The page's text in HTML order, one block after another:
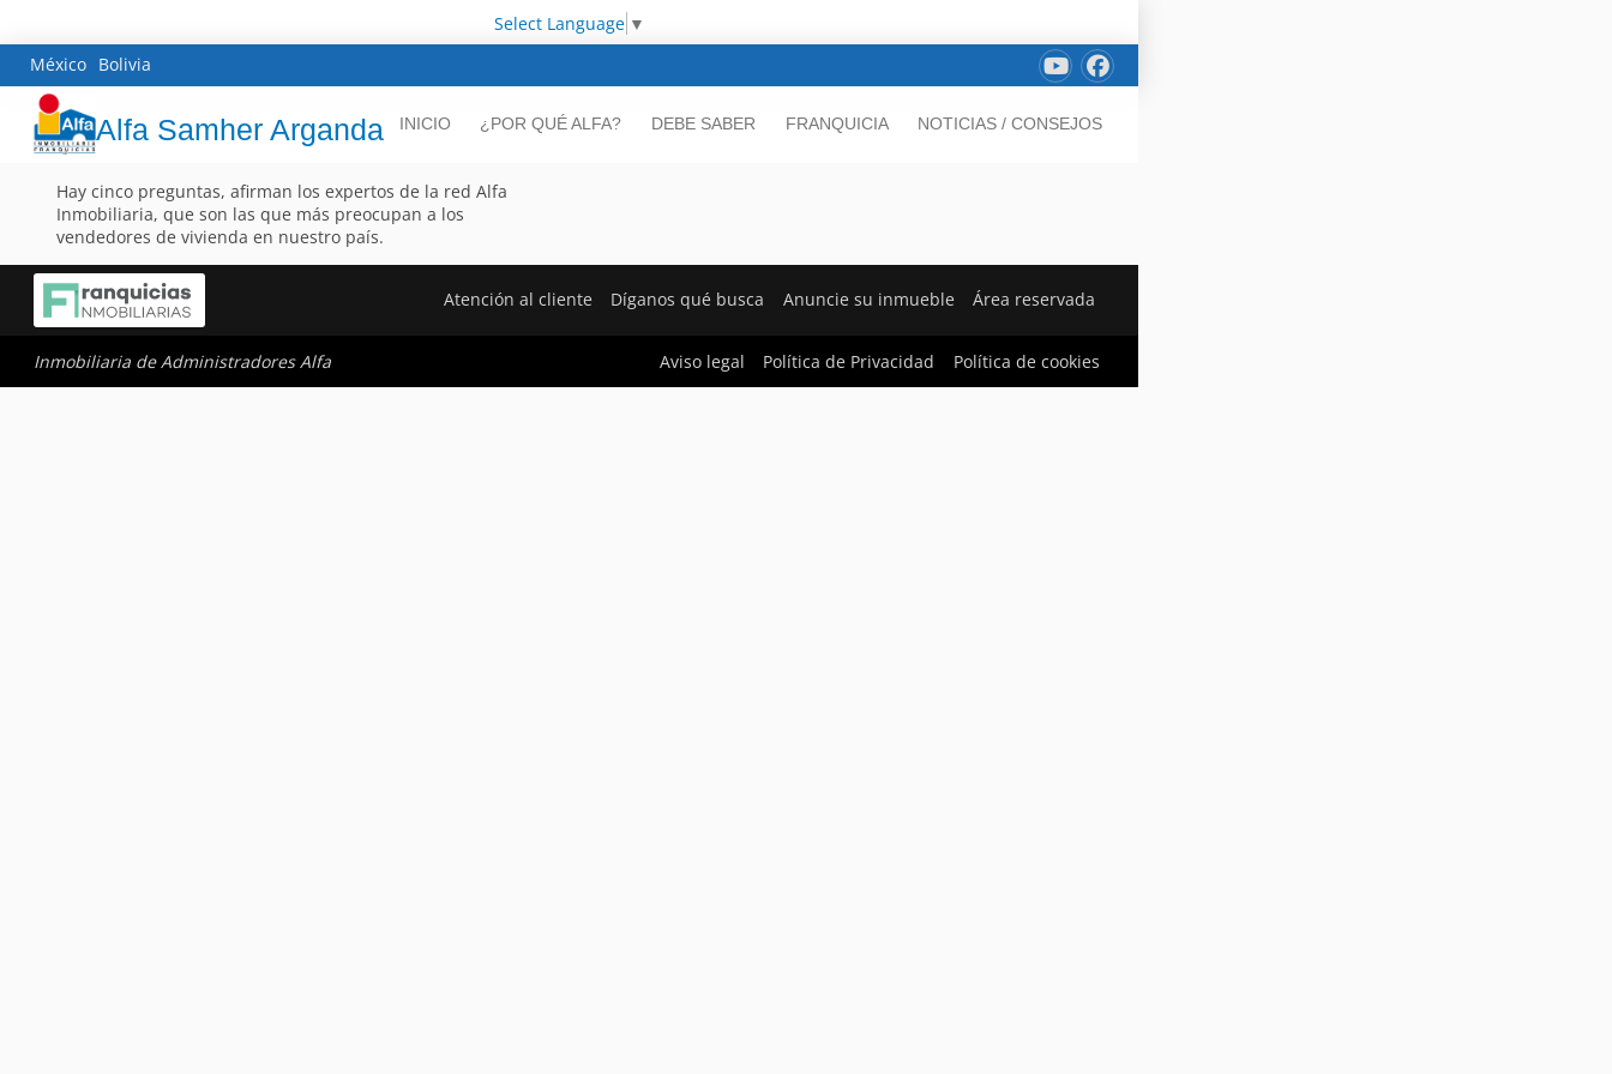
Select Language ▼
México Bolivia
Alfa Samher Arganda INICIO ¿POR QUÉ ALFA? DEBE SABER FRANQUICIA NOTICIAS / CONSEJOS
Hay cinco preguntas, afirman los expertos de la red Alfa
Inmobiliaria, que son las que más preocupan a los
vendedores de vivienda en nuestro país.
Atención al cliente Díganos qué busca Anuncie su inmueble Área reservada
Inmobiliaria de Administradores Alfa Aviso legal Política de Privacidad Política de cookies